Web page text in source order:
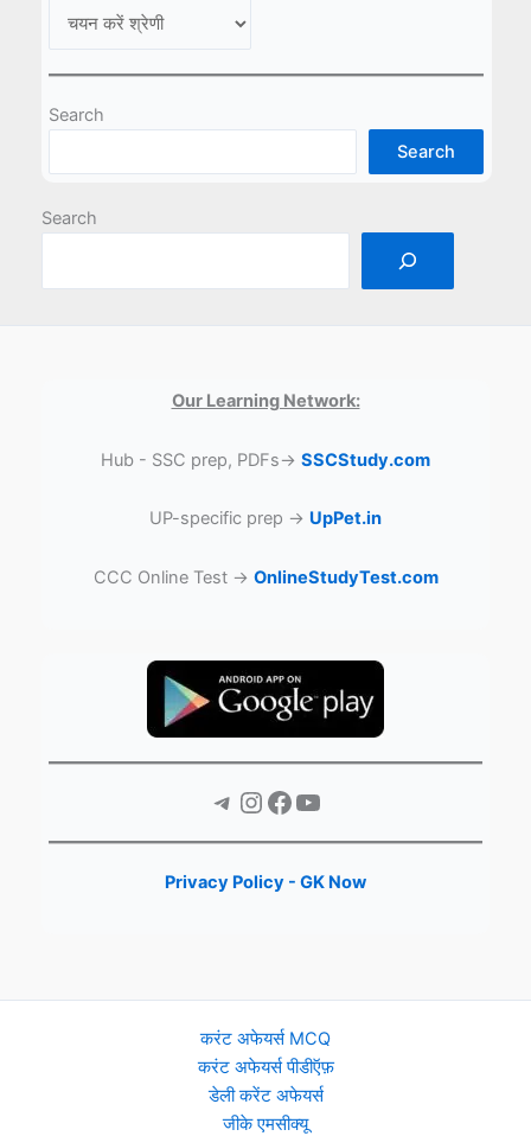
Search
Search
Search
Our Learning Network:
Hub - SSC prep, PDFs→ SSCStudy.com
UP-specific prep → UpPet.in
CCC Online Test → OnlineStudyTest.com
Telegram Instagram Facebook YouTube
Privacy Policy - GK Now
करंट अफेयर्स MCQ
करंट अफेयर्स पीडीऍफ़
डेली करेंट अफेयर्स
जीके एमसीक्यू